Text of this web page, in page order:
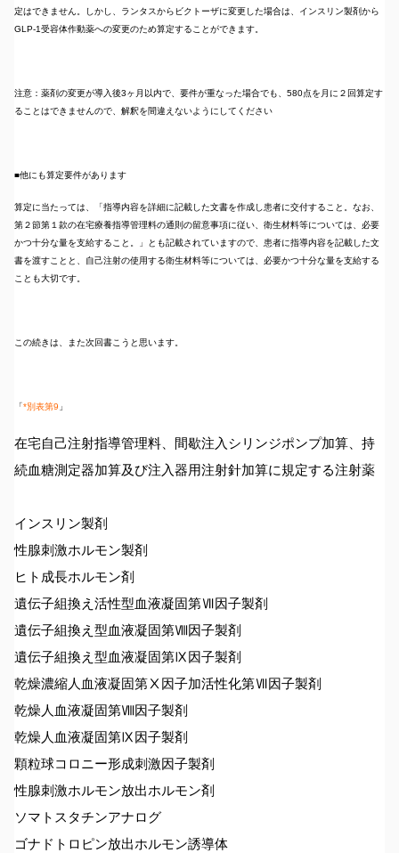
定はできません。しかし、ランタスからビクトーザに変更した場合は、インスリン製剤から
GLP-1受容体作動薬への変更のため算定することができます。
注意：薬剤の変更が導入後3ヶ月以内で、要件が重なった場合でも、580点を月に２回算定す
ることはできませんので、解釈を間違えないようにしてください
■他にも算定要件があります
算定に当たっては、「指導内容を詳細に記載した文書を作成し患者に交付すること。なお、
第２節第１款の在宅療養指導管理料の通則の留意事項に従い、衛生材料等については、必要
かつ十分な量を支給すること。」とも記載されていますので、患者に指導内容を記載した文
書を渡すことと、自己注射の使用する衛生材料等については、必要かつ十分な量を支給する
ことも大切です。
この続きは、また次回書こうと思います。
「*別表第9 」
在宅自己注射指導管理料、間歇注入シリンジポンプ加算、持
続血糖測定器加算及び注入器用注射針加算に規定する注射薬
インスリン製剤
性腺刺激ホルモン製剤
ヒト成長ホルモン剤
遺伝子組換え活性型血液凝固第Ⅶ因子製剤
遺伝子組換え型血液凝固第Ⅷ因子製剤
遺伝子組換え型血液凝固第Ⅸ因子製剤
乾燥濃縮人血液凝固第Ⅹ因子加活性化第Ⅶ因子製剤
乾燥人血液凝固第Ⅷ因子製剤
乾燥人血液凝固第Ⅸ因子製剤
顆粒球コロニー形成刺激因子製剤
性腺刺激ホルモン放出ホルモン剤
ソマトスタチンアナログ
ゴナドトロピン放出ホルモン誘導体